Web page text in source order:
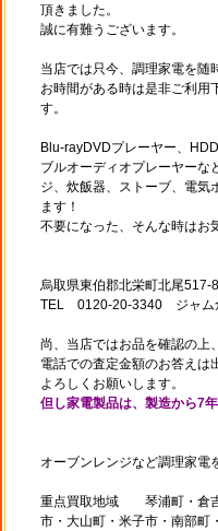
頂きました。
誠に有難うございます。
当店では只今、調理家電を随
お時間がある時は是非ご利用
す。
Blu-rayDVDプレーヤー、
ブルオーディオプレーヤーな
ジ、炊飯器、ストーブ、電気
ます！
不要になった、そんな時はお
烏取県東伯郡北栄町北尾517-8
TEL 0120-20-3340 ジャム
尚、当店ではお品を確認の上
電話での査定金額のお答えは
よろしくお願いします。
但し家電製品は、製造から7
オーブンレンジなど調理家電
重点買取地域 琴浦町・倉吉
市・大山町・米子市・南部町